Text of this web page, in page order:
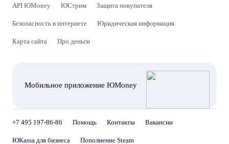
API ЮMoney ЮСтрим Защита покупателя
Безопасность в интернете Юридическая информация
Карта сайта Про деньги
Мобильное приложение ЮMoney
+7 495 197-86-86 Помощь Контакты Вакансии
ЮKassa для бизнеса Пополнение Steam